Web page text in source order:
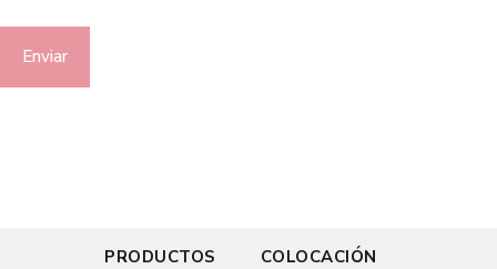
Enviar
PRODUCTOS COLOCACIÓN